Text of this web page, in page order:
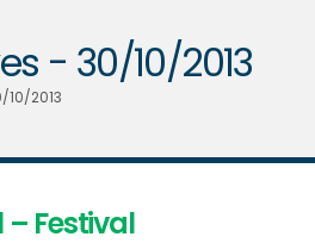
- 30/10/2013
2013
– Festival